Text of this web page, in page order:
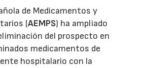
de Medicamentos y
(AEMPS) ha ampliado
del prospecto en
medicamentos de
hospitalario con la